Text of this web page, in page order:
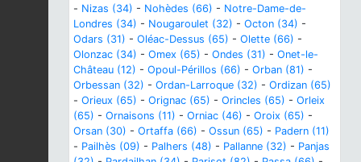
- Nizas (34) - Nohèdes (66) - Notre-Dame-de-
Londres (34) - Nougaroulet (32) - Octon (34) -
Odars (31) - Oléac-Dessus (65) - Olette (66) -
Olonzac (34) - Omex (65) - Ondes (31) - Onet-le-
Château (12) - Opoul-Périllos (66) - Orban (81) -
Orbessan (32) - Ordan-Larroque (32) - Ordizan (65)
- Orieux (65) - Orignac (65) - Orincles (65) - Orleix
(65) - Ornaisons (11) - Orniac (46) - Oroix (65) -
Orsan (30) - Ortaffa (66) - Ossun (65) - Padern (11)
- Pailhès (09) - Palhers (48) - Pallanne (32) - Panjas